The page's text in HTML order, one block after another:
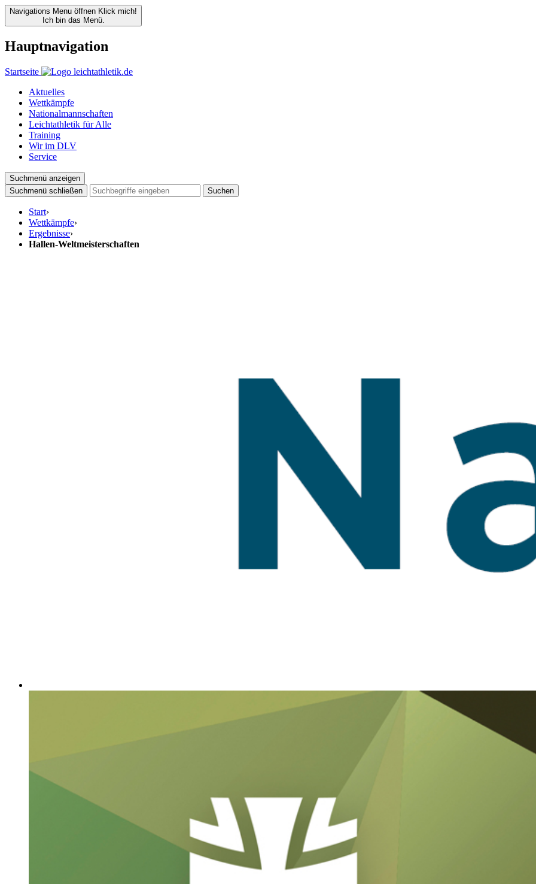
Navigations Menu öffnen Klick mich!
Ich bin das Menü.
Hauptnavigation
Startseite
Aktuelles
Wettkämpfe
Nationalmannschaften
Leichtathletik für Alle
Training
Wir im DLV
Service
Suchmenü anzeigen
Suchmenü schließen
Suchen
Start›
Wettkämpfe›
Ergebnisse›
Hallen-Weltmeisterschaften